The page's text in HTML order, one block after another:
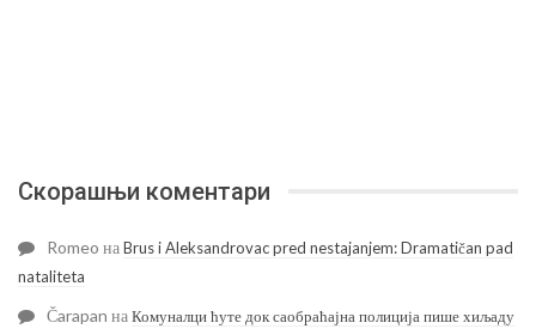
Скорашњи коментари
Romeo наBrus i Aleksandrovac pred nestajanjem: Dramatičan pad
nataliteta
Čarapan наКомуналци ћуте док саобраћајна полиција пише хиљаду